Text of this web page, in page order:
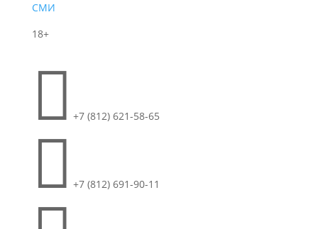
СМИ
18+
 +7 (812) 621-58-65
 +7 (812) 691-90-11